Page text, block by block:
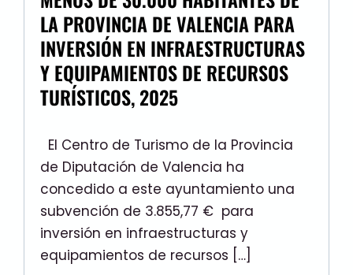
LA PROVINCIA DE VALENCIA PARA
INVERSIÓN EN INFRAESTRUCTURAS
Y EQUIPAMIENTOS DE RECURSOS
TURÍSTICOS, 2025
El Centro de Turismo de la Provincia
de Diputación de Valencia ha
concedido a este ayuntamiento una
subvención de 3.855,77 € para
inversión en infraestructuras y
equipamientos de recursos […]